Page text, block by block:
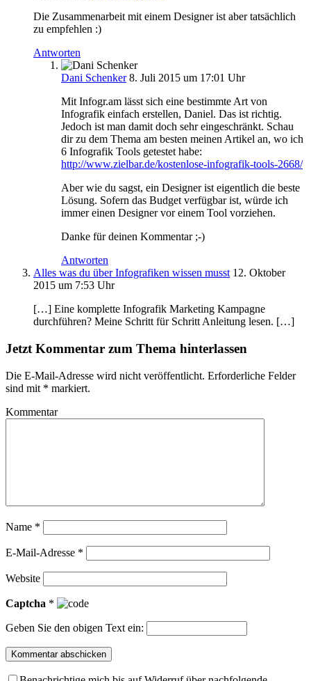
Die Zusammenarbeit mit einem Designer ist aber tatsächlich
zu empfehlen :)
Antworten
Dani Schenker 8. Juli 2015 um 17:01 Uhr
Mit Infogr.am lässt sich eine bestimmte Art von
Infografik einfach erstellen, Daniel. Das ist richtig.
Jedoch ist man damit doch sehr eingeschränkt. Schau
dir zu dem Thema am besten meinen Artikel an, wo ich
6 Infografik Tools getestet habe:
http://www.zielbar.de/kostenlose-infografik-tools-2668/
Aber wie du sagst, ein Designer ist eigentlich die beste
Lösung. Sofern das Budget verfügbar ist, würde ich
immer einen Designer vor einem Tool vorziehen.
Danke für deinen Kommentar ;-)
Antworten
Alles was du über Infografiken wissen musst 12. Oktober
2015 um 7:53 Uhr
[…] Eine komplette Infografik Marketing Kampagne
durchführen? Meine Schritt für Schritt Anleitung lesen. […]
Jetzt Kommentar zum Thema hinterlassen
Die E-Mail-Adresse wird nicht veröffentlicht. Erforderliche Felder
sind mit * markiert.
Kommentar
Name *
E-Mail-Adresse *
Website
Captcha *
Geben Sie den obigen Text ein: